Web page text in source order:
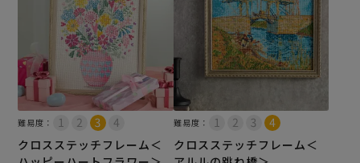
難易度：
クロスステッチフレーム＜
難易度：
クロスステッチフレーム＜